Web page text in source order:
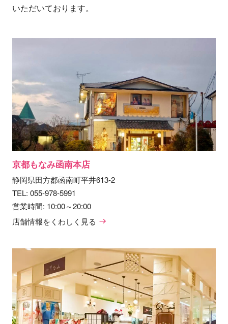
いただいております。
京都もなみ函南本店
静岡県田方郡函南町平井613-2
TEL: 055-978-5991
営業時間: 10:00～20:00
店舗情報をくわしく見る